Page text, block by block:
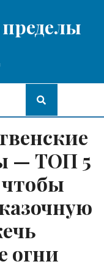
— ТОП 5
чтобы
огни